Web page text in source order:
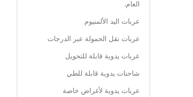
العام.
عربات اليد الألمنيوم
عربات نقل الحمولة عبر الدرجات
عربات يدوية قابلة للتحويل
شاحنات يدوية قابلة للطي
عربات يدوية لأغراض خاصة